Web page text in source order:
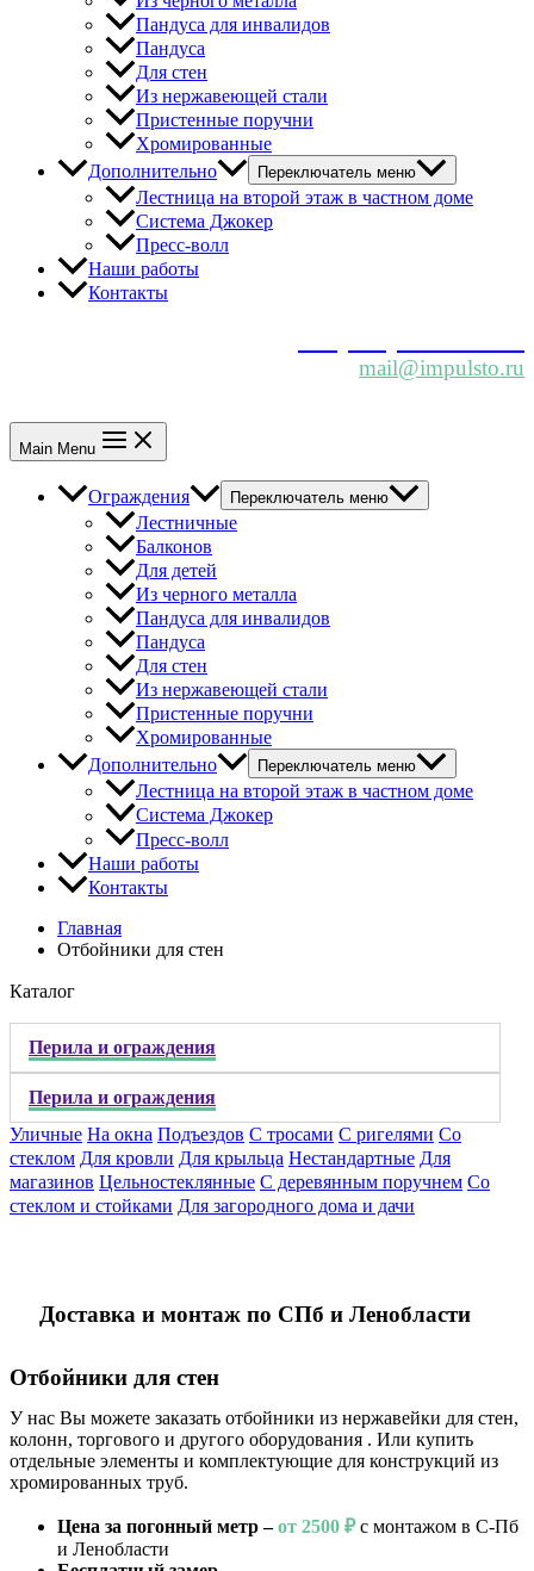
Пандуса для инвалидов
Пандуса
Для стен
Из нержавеющей стали
Пристенные поручни
Хромированные
Дополнительно
Переключатель меню
Лестница на второй этаж в частном доме
Система Джокер
Пресс-волл
Наши работы
Контакты
mail@impulsto.ru
Main Menu
Ограждения Переключатель меню
Лестничные
Балконов
Для детей
Из черного металла
Пандуса для инвалидов
Пандуса
Для стен
Из нержавеющей стали
Пристенные поручни
Хромированные
Дополнительно
Переключатель меню
Лестница на второй этаж в частном доме
Система Джокер
Пресс-волл
Наши работы
Контакты
Главная
Отбойники для стен
Каталог
Перила и ограждения
Перила и ограждения
Уличные На окна Подъездов С тросами С ригелями Со
стеклом Для кровли Для крыльца Нестандартные Для
магазинов Цельностеклянные С деревянным поручнем Со
стеклом и стойками Для загородного дома и дачи
Доставка и монтаж по СПб и Ленобласти
Отбойники для стен
У нас Вы можете заказать отбойники из нержавейки для стен,
колонн, торгового и другого оборудования . Или купить
отдельные элементы и комплектующие для конструкций из
хромированных труб.
Цена за погонный метр –от 2500 ₽с монтажом в С-Пб
и Ленобласти